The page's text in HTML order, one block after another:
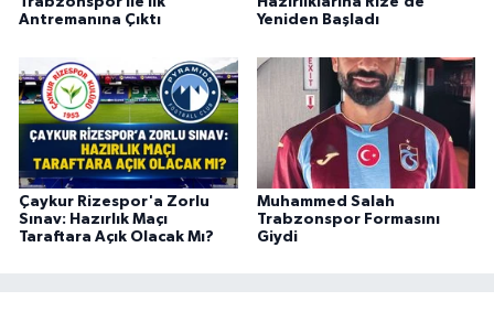
Antremanına Çıktı
Yeniden Başladı
Çaykur Rizespor'a Zorlu
Sınav: Hazırlık Maçı
Taraftara Açık Olacak Mı?
Muhammed Salah
Trabzonspor Formasını
Giydi